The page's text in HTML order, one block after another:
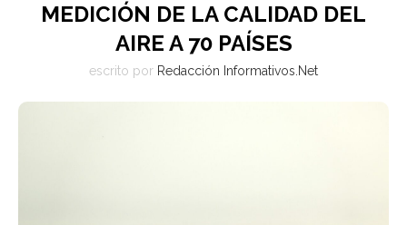
MEDICIÓN DE LA CALIDAD DEL
AIRE A 70 PAÍSES
escrito por Redacción Informativos.Net